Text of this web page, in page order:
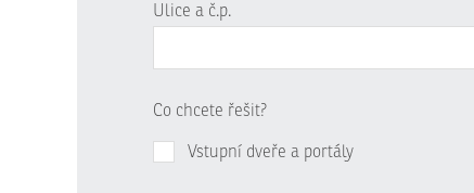
Ulice a č.p.
Co chcete řešit?
Vstupní dveře a portály